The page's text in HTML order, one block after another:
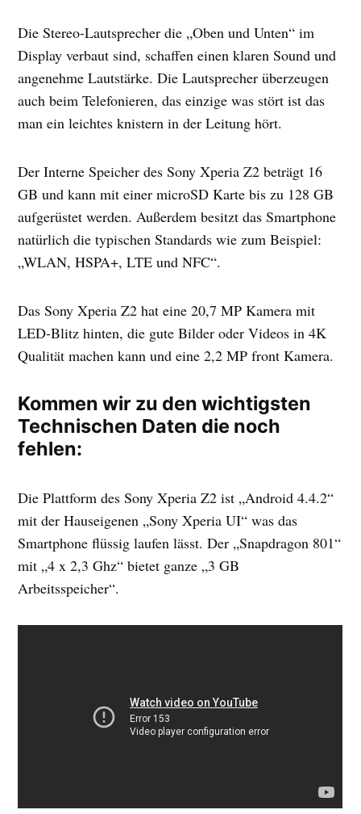
Die Stereo-Lautsprecher die „Oben und Unten“ im
Display verbaut sind, schaffen einen klaren Sound und
angenehme Lautstärke. Die Lautsprecher überzeugen
auch beim Telefonieren, das einzige was stört ist das
man ein leichtes knistern in der Leitung hört.
Der Interne Speicher des Sony Xperia Z2 beträgt 16
GB und kann mit einer microSD Karte bis zu 128 GB
aufgerüstet werden. Außerdem besitzt das Smartphone
natürlich die typischen Standards wie zum Beispiel:
„WLAN, HSPA+, LTE und NFC“.
Das Sony Xperia Z2 hat eine 20,7 MP Kamera mit
LED-Blitz hinten, die gute Bilder oder Videos in 4K
Qualität machen kann und eine 2,2 MP front Kamera.
Kommen wir zu den wichtigsten
Technischen Daten die noch
fehlen:
Die Plattform des Sony Xperia Z2 ist „Android 4.4.2“
mit der Hauseigenen „Sony Xperia UI“ was das
Smartphone flüssig laufen lässt. Der „Snapdragon 801“
mit „4 x 2,3 Ghz“ bietet ganze „3 GB
Arbeitsspeicher“.